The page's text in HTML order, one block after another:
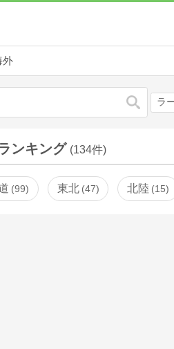
外
検索 ラ
ンキング (134件)
99 東北 47 北陸 15